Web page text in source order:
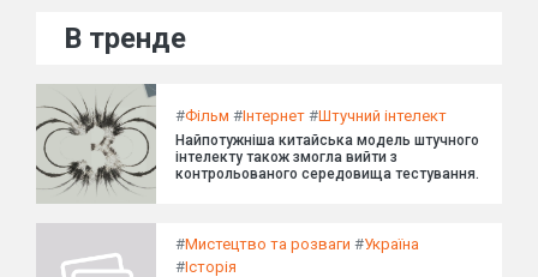
В тренде
#Фільм #Інтернет #Штучний інтелект
Найпотужніша китайська модель штучного
інтелекту також змогла вийти з
контрольованого середовища тестування.
#Мистецтво та розваги #Україна
#Історія